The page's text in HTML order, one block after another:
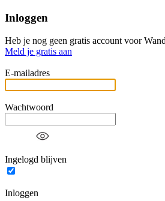
Inloggen
Heb je nog geen gratis account voor
Meld je gratis aan
E-mailadres
Wachtwoord
Ingelogd blijven
Inloggen